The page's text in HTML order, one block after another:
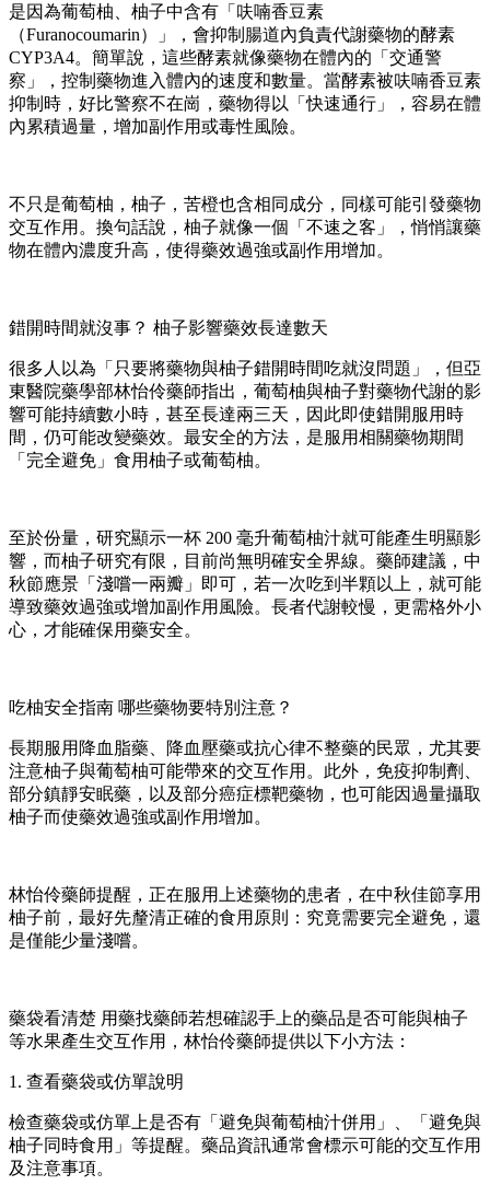
是因為葡萄柚、柚子中含有「呋喃香豆素
（Furanocoumarin）」，會抑制腸道內負責代謝藥物的酵素
CYP3A4。簡單說，這些酵素就像藥物在體內的「交通警
察」，控制藥物進入體內的速度和數量。當酵素被呋喃香豆素
抑制時，好比警察不在崗，藥物得以「快速通行」，容易在體
內累積過量，增加副作用或毒性風險。
不只是葡萄柚，柚子，苦橙也含相同成分，同樣可能引發藥物
交互作用。換句話說，柚子就像一個「不速之客」，悄悄讓藥
物在體內濃度升高，使得藥效過強或副作用增加。
錯開時間就沒事？ 柚子影響藥效長達數天
很多人以為「只要將藥物與柚子錯開時間吃就沒問題」，但亞
東醫院藥學部林怡伶藥師指出，葡萄柚與柚子對藥物代謝的影
響可能持續數小時，甚至長達兩三天，因此即使錯開服用時
間，仍可能改變藥效。最安全的方法，是服用相關藥物期間
「完全避免」食用柚子或葡萄柚。
至於份量，研究顯示一杯 200 毫升葡萄柚汁就可能產生明顯影
響，而柚子研究有限，目前尚無明確安全界線。藥師建議，中
秋節應景「淺嚐一兩瓣」即可，若一次吃到半顆以上，就可能
導致藥效過強或增加副作用風險。長者代謝較慢，更需格外小
心，才能確保用藥安全。
吃柚安全指南 哪些藥物要特別注意？
長期服用降血脂藥、降血壓藥或抗心律不整藥的民眾，尤其要
注意柚子與葡萄柚可能帶來的交互作用。此外，免疫抑制劑、
部分鎮靜安眠藥，以及部分癌症標靶藥物，也可能因過量攝取
柚子而使藥效過強或副作用增加。
林怡伶藥師提醒，正在服用上述藥物的患者，在中秋佳節享用
柚子前，最好先釐清正確的食用原則：究竟需要完全避免，還
是僅能少量淺嚐。
藥袋看清楚 用藥找藥師若想確認手上的藥品是否可能與柚子
等水果產生交互作用，林怡伶藥師提供以下小方法：
1. 查看藥袋或仿單說明
檢查藥袋或仿單上是否有「避免與葡萄柚汁併用」、「避免與
柚子同時食用」等提醒。藥品資訊通常會標示可能的交互作用
及注意事項。